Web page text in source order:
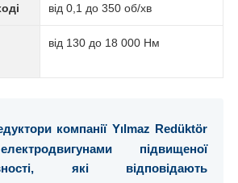
від 0,1 до 350 об/хв
від 130 до 18 000 Нм
компанії Yılmaz Redüktör
підвищеної
які відповідають